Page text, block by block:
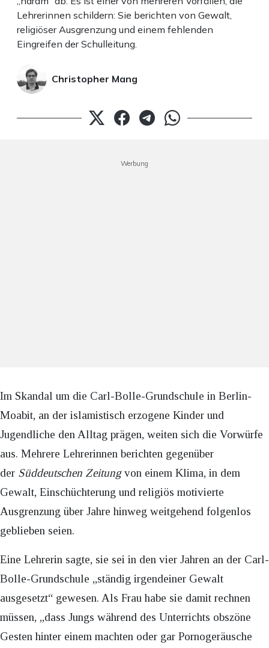
Lehrerinnen schildern: Sie berichten von Gewalt,
religiöser Ausgrenzung und einem fehlenden
Eingreifen der Schulleitung.
Christopher Mang
Werbung
Im Skandal um die Carl-Bolle-Grundschule in Berlin-
Moabit, an der islamistisch erzogene Kinder und
Jugendliche den Alltag prägen, weiten sich die Vorwürfe
aus. Mehrere Lehrerinnen berichten gegenüber
der Süddeutschen Zeitungvon einem Klima, in dem
Gewalt, Einschüchterung und religiös motivierte
Ausgrenzung über Jahre hinweg weitgehend folgenlos
geblieben seien.
Eine Lehrerin sagte, sie sei in den vier Jahren an der Carl-
Bolle-Grundschule „ständig irgendeiner Gewalt
ausgesetzt“ gewesen. Als Frau habe sie damit rechnen
müssen, „dass Jungs während des Unterrichts obszöne
Gesten hinter einem machten oder gar Pornogeräusche